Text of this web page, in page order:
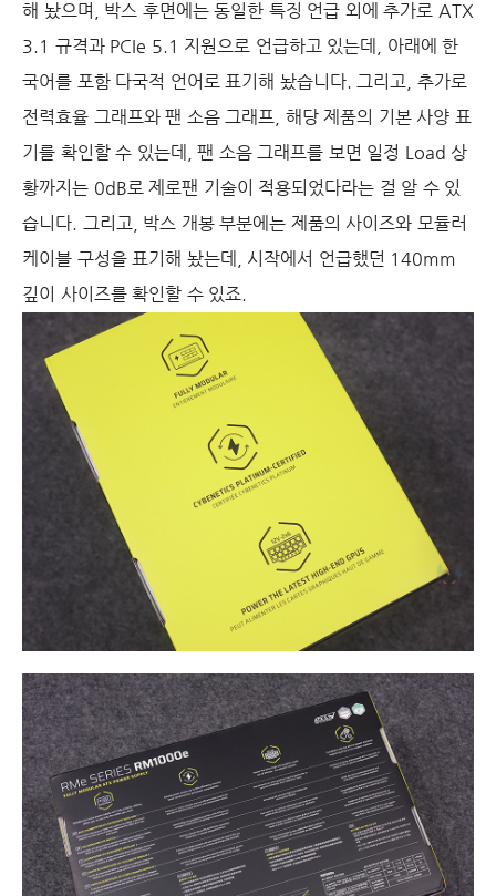
해 놨으며, 박스 후면에는 동일한 특징 언급 외에 추가로 ATX
3.1 규격과 PCIe 5.1 지원으로 언급하고 있는데, 아래에 한
국어를 포함 다국적 언어로 표기해 놨습니다. 그리고, 추가로
전력효율 그래프와 팬 소음 그래프, 해당 제품의 기본 사양 표
기를 확인할 수 있는데, 팬 소음 그래프를 보면 일정 Load 상
황까지는 0dB로 제로팬 기술이 적용되었다라는 걸 알 수 있
습니다. 그리고, 박스 개봉 부분에는 제품의 사이즈와 모듈러
케이블 구성을 표기해 놨는데, 시작에서 언급했던 140mm
깊이 사이즈를 확인할 수 있죠.